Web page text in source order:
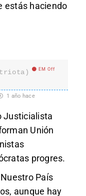
estás haciendo
EM Off
1 año hace
Justicialista
Unión
progres.
País
aunque hay